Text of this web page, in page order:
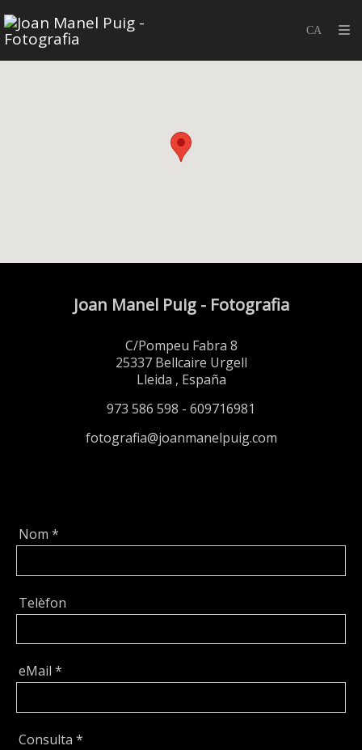
Joan Manel Puig - Fotografia
C/Pompeu Fabra 8
25337 Bellcaire Urgell
Lleida , España
973 586 598 - 609716981
fotografia@joanmanelpuig.com
Nom *
Telèfon
eMail *
Consulta *